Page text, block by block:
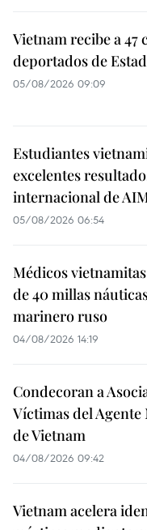
Vietnam recibe a 47
deportados de
05/08/2026 09:09
Estudiantes
excelentes
internacional de
05/08/2026 06:54
Médicos
de 40 millas
marinero ruso
04/08/2026 14:19
Condecoran a
Víctimas del
de Vietnam
04/08/2026 09:42
Vietnam acelera